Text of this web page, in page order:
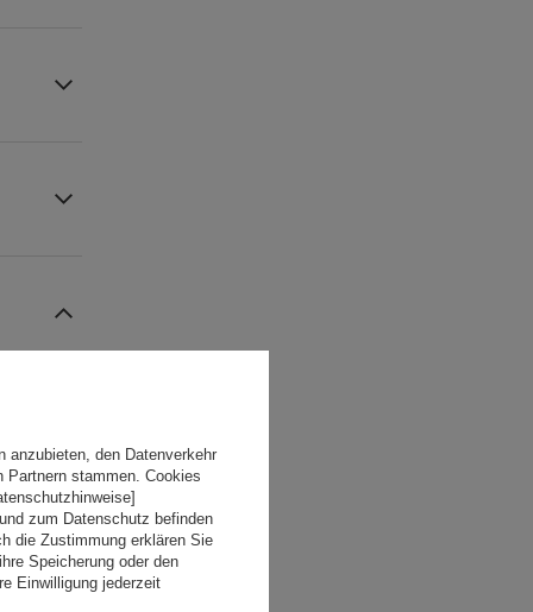
anzubieten, den Datenverkehr
Partnern stammen. Cookies
zum Datenschutz befinden
die Zustimmung erklären Sie
Speicherung oder den
Einwilligung jederzeit